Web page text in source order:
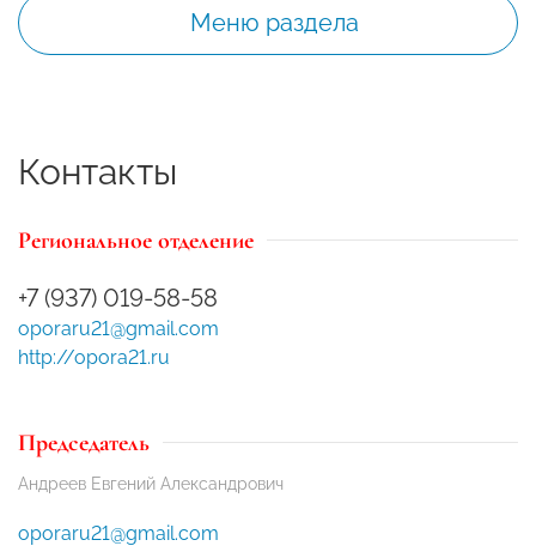
Меню раздела
Контакты
Региональное отделение
+7 (937) 019-58-58
oporaru21@gmail.com
http://opora21.ru
Председатель
Андреев Евгений Александрович
oporaru21@gmail.com